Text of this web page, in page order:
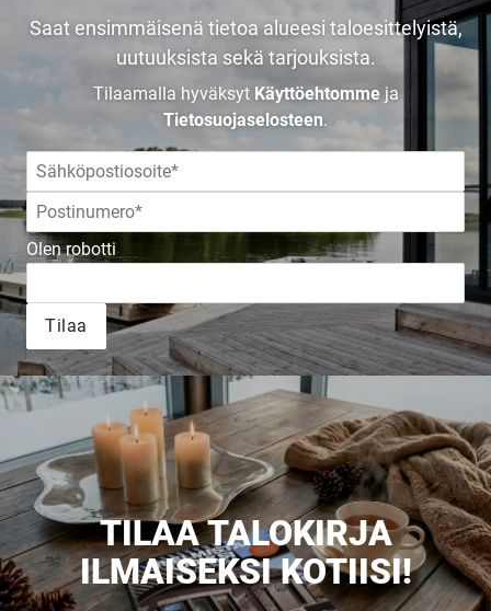
Saat ensimmäisenä tietoa alueesi taloesittelyistä,
uutuuksista sekä tarjouksista.
Tilaamalla hyväksyt Käyttöehtommeja
Tietosuojaselosteen.
Olen robotti
Tilaa
TILAA TALOKIRJA
ILMAISEKSI KOTIISI!
KODIKSI-
TALOKIRJA ON
JULKAISTU
Tilaa esite